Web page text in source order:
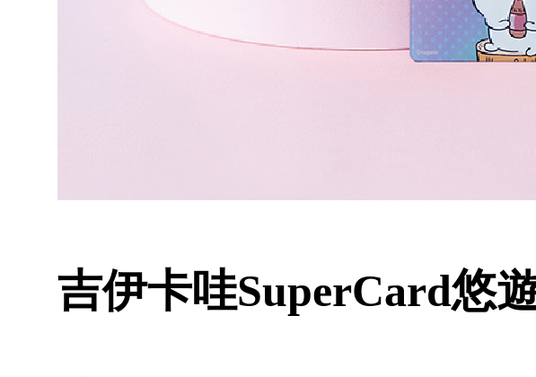
吉伊卡哇SuperCard悠